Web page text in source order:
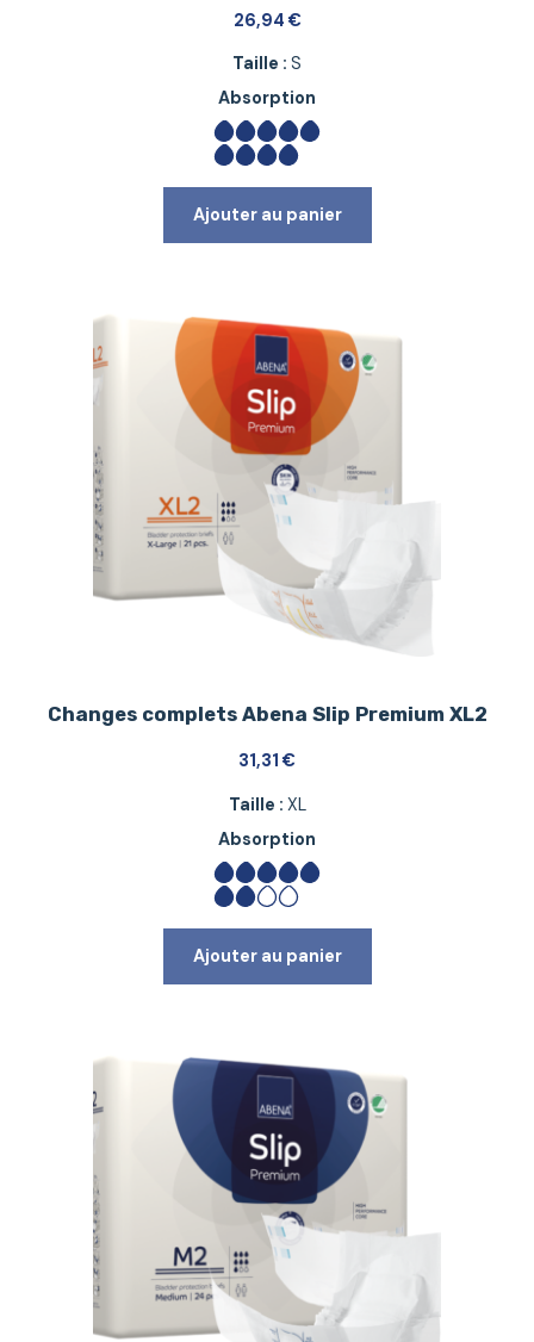
26,94€
Taille : S
Absorption
Ajouter au panier
Changes complets Abena Slip Premium XL2
31,31€
Taille : XL
Absorption
Ajouter au panier